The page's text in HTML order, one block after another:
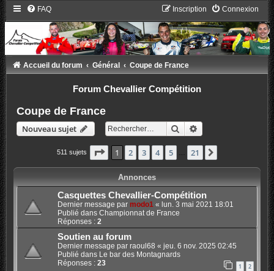
FAQ Connexion
Inscription
Accueil du forum Général Coupe de France
Forum Chevallier Compétition
Coupe de France
Nouveau sujet RechercherRecherche avancée
511 sujets Page 1sur21
1 2 3 4 5 21
Annonces
Casquettes Chevallier-Compétition
Dernier message par modo1« lun. 3 mai 2021 18:01
Publié dans Championnat de France
Réponses : 2
Soutien au forum
Dernier message par raoul68 « jeu. 6 nov. 2025 02:45
Publié dans Le bar des Montagnards
Réponses : 23 1 2